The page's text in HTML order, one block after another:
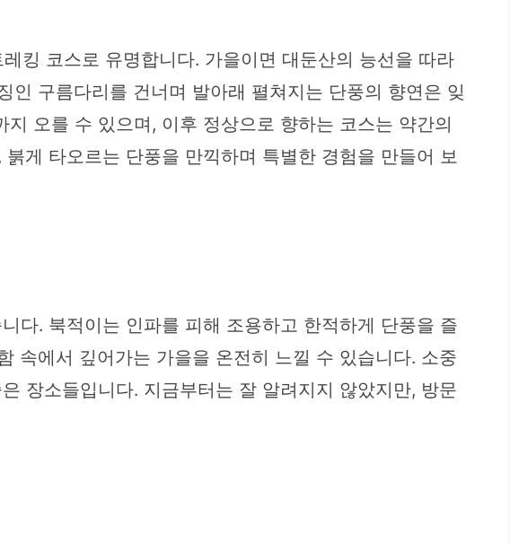
킹 코스로 유명합니다. 가을이면 대둔산의 능선을 따라
구름다리를 건너며 발아래 펼쳐지는 단풍의 향연은 잊
오를 수 있으며, 이후 정상으로 향하는 코스는 약간의
게 타오르는 단풍을 만끽하며 특별한 경험을 만들어 보
다. 북적이는 인파를 피해 조용하고 한적하게 단풍을 즐
속에서 깊어가는 가을을 온전히 느낄 수 있습니다. 소중
장소들입니다. 지금부터는 잘 알려지지 않았지만, 방문